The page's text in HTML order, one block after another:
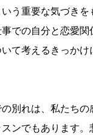
う重要な気づきを
での自分と恋愛関
て考えるきっかけ
別れは、私たち
ンでもあります。